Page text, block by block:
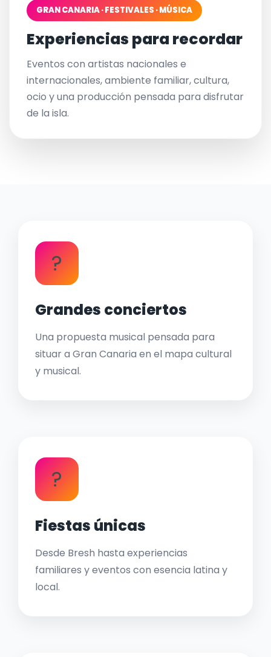
GRAN CANARIA · FESTIVALES · MÚSICA
Experiencias para recordar
Eventos con artistas nacionales e
internacionales, ambiente familiar, cultura,
ocio y una producción pensada para disfrutar
de la isla.
?
Grandes conciertos
Una propuesta musical pensada para
situar a Gran Canaria en el mapa cultural
y musical.
?
Fiestas únicas
Desde Bresh hasta experiencias
familiares y eventos con esencia latina y
local.